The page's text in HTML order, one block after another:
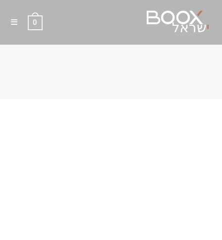
0